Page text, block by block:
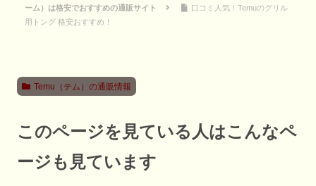
ーム）は格安でおすすめの通販サイト
口コミ人気！Temuのグリル
用トング 格安おすすめ！
Temu（テム）の通販情報
このページを見ている人はこんなペ
ージも見ています